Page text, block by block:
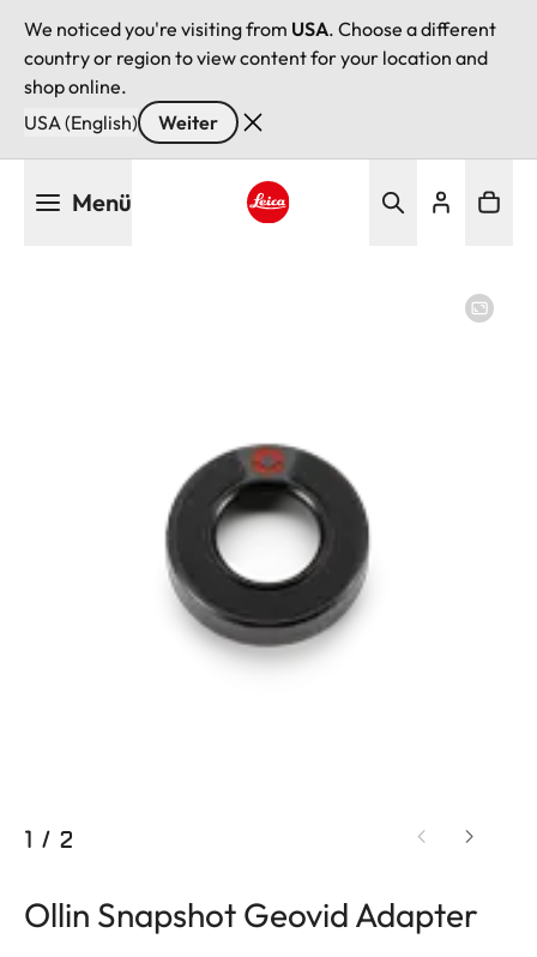
We noticed you're visiting from USA. Choose a different
country or region to view content for your location and
shop online.
USA (English)
Weiter
Menü
1 / 2
Ollin Snapshot Geovid Adapter